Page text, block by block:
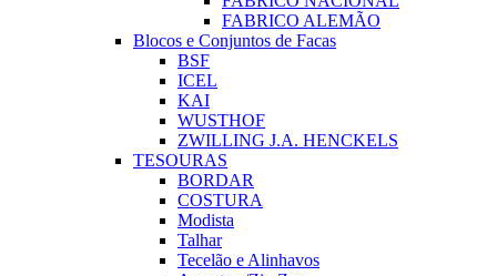
FABRICO ALEMÃO
Blocos e Conjuntos de Facas
BSF
ICEL
KAI
WUSTHOF
ZWILLING J.A. HENCKELS
TESOURAS
BORDAR
COSTURA
Modista
Talhar
Tecelão e Alinhavos